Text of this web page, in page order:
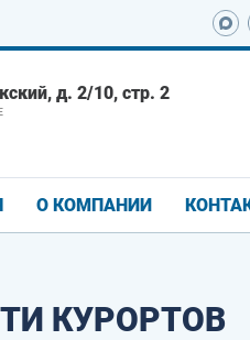
д. 2/10, стр. 2
О КОМПАНИИ
КУРОРТОВ